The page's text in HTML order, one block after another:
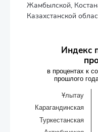
Жамбылской,
Казахстанской
Индекс
Bar chart with 20 bars.
в процентах к
The chart has 1 X
The chart has 1 Y
Индекс
в процентах к
прошлого
Ұлытау
Карагандинская
Туркестанская